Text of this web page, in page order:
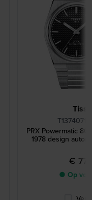
PRX Powermatic
1978 design
€
● Op